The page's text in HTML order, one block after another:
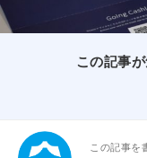
この記事
この記事を